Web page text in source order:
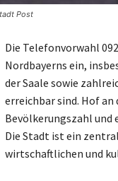
Post
Die Telefonvorwahl
Nordbayerns ein,
der Saale sowie
erreichbar sind. Hof
Bevölkerungszahl und
Die Stadt ist ein
wirtschaftlichen und